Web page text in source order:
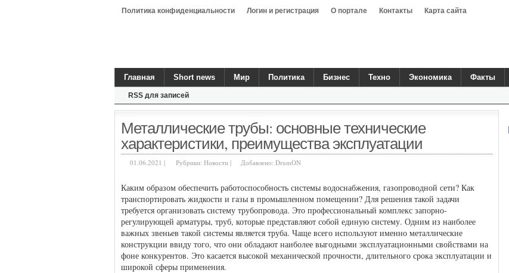
Политика конфиденциальности Логин и регистрация О портале Контакты Карта сайта
Главная Short news Мир Политика Бизнес Техно Экономика Факты
RSS для записей
Металлические трубы: основные технические
характеристики, преимущества эксплуатации
01.06.2021 | Рубрики: Новости | Добавлено: DrumON
Каким образом обеспечить работоспособность системы водоснабжения, газопроводной сети? Как
транспортировать жидкости и газы в промышленном помещении? Для решения такой задачи
требуется организовать систему трубопровода. Это профессиональный комплекс запорно-
регулирующей арматуры, труб, которые представляют собой единую систему. Одним из наиболее
важных звеньев такой системы является труба. Чаще всего используют именно металлические
конструкции ввиду того, что они обладают наиболее выгодными эксплуатационными свойствами на
фоне конкурентов. Это касается высокой механической прочности, длительного срока эксплуатации и
широкой сферы применения.